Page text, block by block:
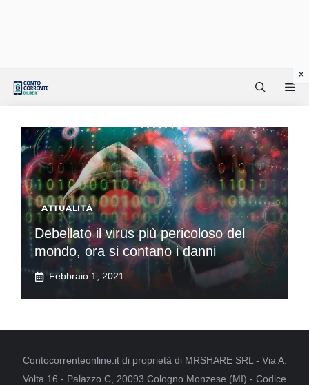
ATTUALITÀ
Debellato il virus più pericoloso del
mondo, ora si contano i danni
Febbraio 1, 2021
Contocorrenteonline.it di proprietà di MRSHARE SRL - Via A.
Volta 16 - Palazzo C, 20093 Cologno Monzese (MI) - Codice